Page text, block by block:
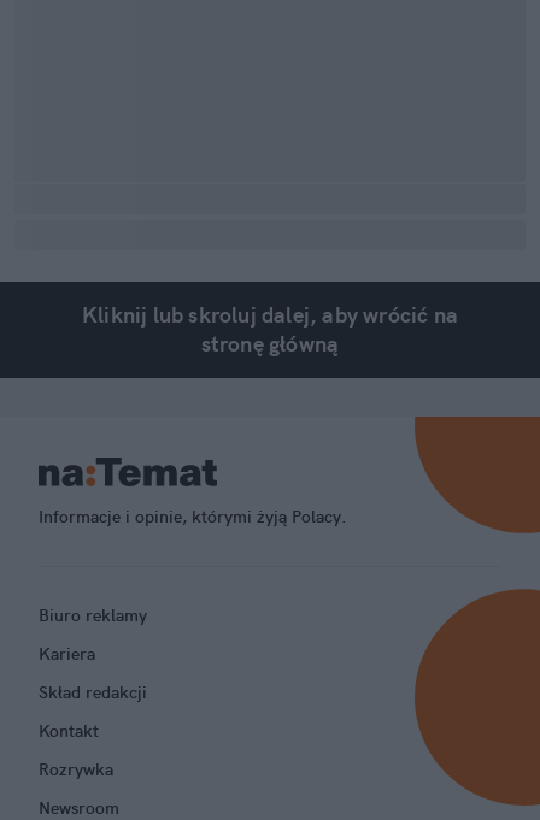
Kliknij lub skroluj dalej, aby wrócić na
stronę główną
Informacje i opinie, którymi żyją Polacy.
Biuro reklamy
Kariera
Skład redakcji
Kontakt
Rozrywka
Newsroom